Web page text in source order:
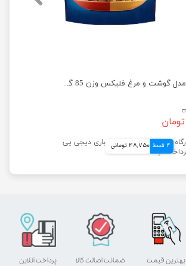
پوچ گربه مدل گوشت و مرغ فلیکس وزن 85 گرم
4 قسط 48,750 تومانی
بهترین قیمت پرداخت آنلاین ضمانت اصالت کالا